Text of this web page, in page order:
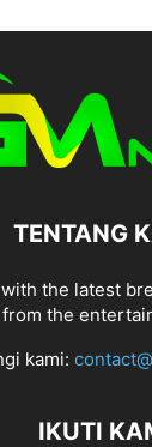
TENTANG
the latest
the
kami:
IKUTI